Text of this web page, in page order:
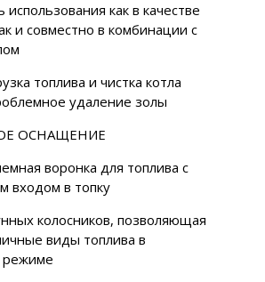
как в качестве
и совместно в комбинации с
топлива и чистка котла
удаление золы
ОСНАЩЕНИЕ
воронка для топлива с
входом в топку
колосников, позволяющая
виды топлива в